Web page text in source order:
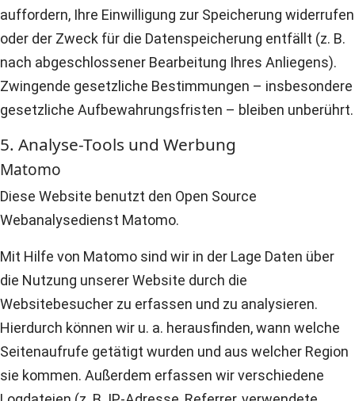
auffordern, Ihre Einwilligung zur Speicherung widerrufen
oder der Zweck für die Datenspeicherung entfällt (z. B.
nach abgeschlossener Bearbeitung Ihres Anliegens).
Zwingende gesetzliche Bestimmungen – insbesondere
gesetzliche Aufbewahrungsfristen – bleiben unberührt.
5. Analyse-Tools und Werbung
Matomo
Diese Website benutzt den Open Source
Webanalysedienst Matomo.
Mit Hilfe von Matomo sind wir in der Lage Daten über
die Nutzung unserer Website durch die
Websitebesucher zu erfassen und zu analysieren.
Hierdurch können wir u. a. herausfinden, wann welche
Seitenaufrufe getätigt wurden und aus welcher Region
sie kommen. Außerdem erfassen wir verschiedene